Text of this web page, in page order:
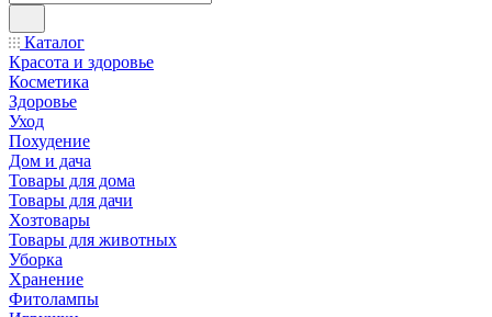
Каталог
Красота и здоровье
Косметика
Здоровье
Уход
Похудение
Дом и дача
Товары для дома
Товары для дачи
Хозтовары
Товары для животных
Уборка
Хранение
Фитолампы